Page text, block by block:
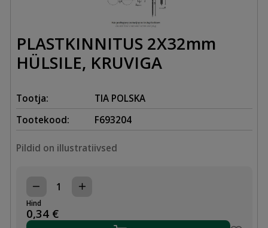
PLASTKINNITUS 2X32mm
HÜLSILE, KRUVIGA
Tootja:
TIA POLSKA
Tootekood:
F693204
Pildid on illustratiivsed
PLASTKINNITUS
2X32mm
HÜLSILE,
KRUVIGA
Hind
0,34 €